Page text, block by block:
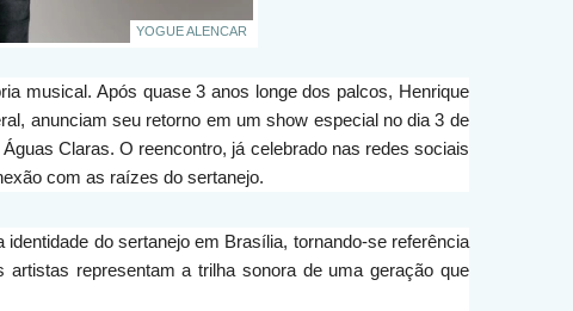
YOGUE ALENCAR
musical. Após quase 3 anos longe dos palcos, Henrique
anunciam seu retorno em um show especial no dia 3 de
Claras. O reencontro, já celebrado nas redes sociais
com as raízes do sertanejo.
do sertanejo em Brasília, tornando-se referência
representam a trilha sonora de uma geração que